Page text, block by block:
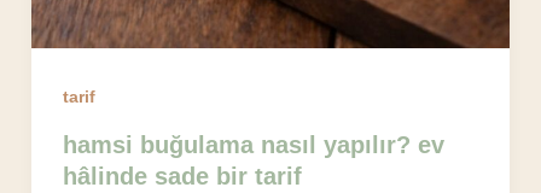
tarif
hamsi buğulama nasıl yapılır? ev
hâlinde sade bir tarif